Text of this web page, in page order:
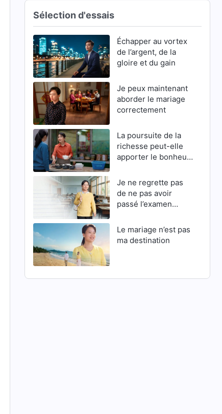
Sélection d'essais
Échapper au vortex
de l’argent, de la
gloire et du gain
Je peux maintenant
aborder le mariage
correctement
La poursuite de la
richesse peut-elle
apporter le bonheur
Je ne regrette pas
de ne pas avoir
passé l’examen
Le mariage n’est pas
ma destination